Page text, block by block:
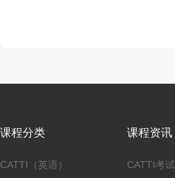
课程分类
CATTI（英语）
课程资讯
CATTI考试